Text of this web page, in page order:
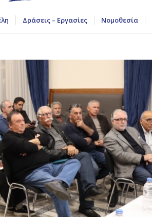
Δράσεις – Εργασίες Νομοθεσία